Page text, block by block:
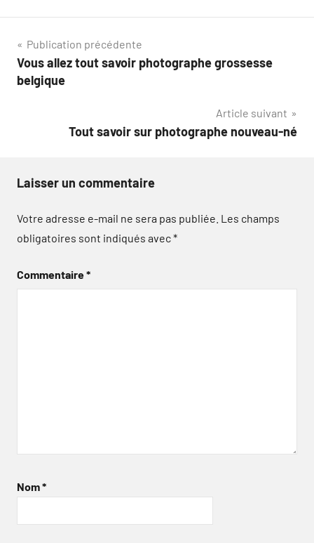
Navigation
de
Publication précédente
Vous allez tout savoir photographe grossesse
belgique
Article suivant
Tout savoir sur photographe nouveau-né
Laisser un commentaire
Votre adresse e-mail ne sera pas publiée. Les champs
obligatoires sont indiqués avec*
Commentaire*
Nom*